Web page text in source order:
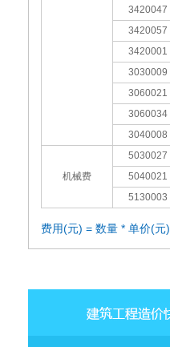
3420047
3420057
3420001
3030009
3060021
3060034
3040008
机械费
5030027
5040021
5130003
费用(元) = 数量 * 单价(元)